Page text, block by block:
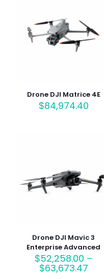
Drone DJI Matrice 4E
$84,974.40
Drone DJI Mavic 3
Enterprise Advanced
$52,258.00 –
$63,673.47Price